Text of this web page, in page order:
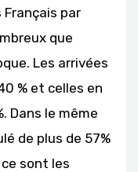
Français par
que
Les arrivées
% et celles en
Dans le même
de plus de 57%
sont les